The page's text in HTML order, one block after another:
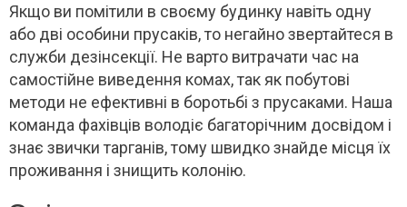
Якщо ви помітили в своєму будинку навіть одну
або дві особини прусаків, то негайно звертайтеся в
служби дезінсекції. Не варто витрачати час на
самостійне виведення комах, так як побутові
методи не ефективні в боротьбі з прусаками. Наша
команда фахівців володіє багаторічним досвідом і
знає звички тарганів, тому швидко знайде місця їх
проживання і знищить колонію.